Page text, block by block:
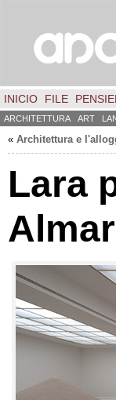
INICIO FILE
ARCHITETTURA ART
« Architettura e
Lara